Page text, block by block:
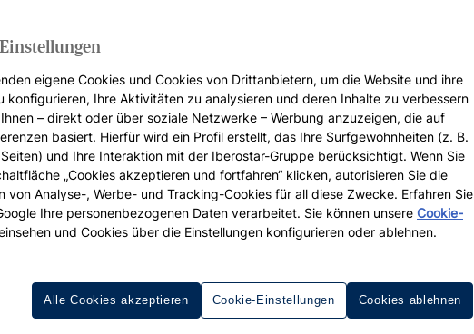
könnten:
eigene Cookies und Cookies von Drittanbietern, um die Website und ihre
konfigurieren, Ihre Aktivitäten zu analysieren und deren Inhalte zu verbessern
– direkt oder über soziale Netzwerke – Werbung anzuzeigen, die auf
basiert. Hierfür wird ein Profil erstellt, das Ihre Surfgewohnheiten (z. B.
und Ihre Interaktion mit der Iberostar-Gruppe berücksichtigt. Wenn Sie
„Cookies akzeptieren und fortfahren“ klicken, autorisieren Sie die
von Analyse-, Werbe- und Tracking-Cookies für all diese Zwecke. Erfahren Sie
Ihre personenbezogenen Daten verarbeitet. Sie können unsere Cookie-
und Cookies über die Einstellungen konfigurieren oder ablehnen.
Cookie-Einstellungen Cookies ablehnen
Alle Cookies akzeptieren